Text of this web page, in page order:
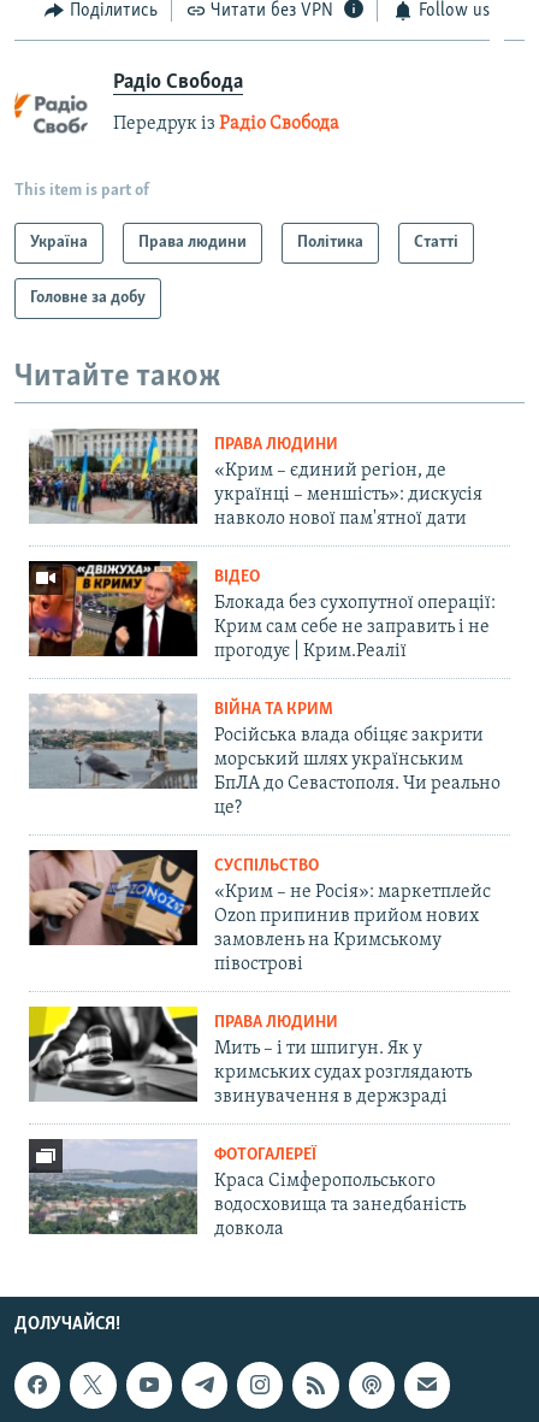
Поділитись Читати без VPN Follow us
Радіо Свобода
Передрук із Радіо Свобода
This item is part of
Україна Права людини Політика Статті
Головне за добу
Читайте також
ПРАВА ЛЮДИНИ
«Крим – єдиний регіон, де
українці – меншість»: дискусія
навколо нової пам'ятної дати
ВІДЕО
Блокада без сухопутної операції:
Крим сам себе не заправить і не
прогодує | Крим.Реалії
ВІЙНА ТА КРИМ
Російська влада обіцяє закрити
морський шлях українським
БпЛА до Севастополя. Чи реально
це?
СУСПІЛЬСТВО
«Крим – не Росія»: маркетплейс
Ozon припинив прийом нових
замовлень на Кримському
півострові
ПРАВА ЛЮДИНИ
Мить – і ти шпигун. Як у
кримських судах розглядають
звинувачення в держзраді
ФОТОГАЛЕРЕЇ
Краса Сімферопольського
водосховища та занедбаність
довкола
ДОЛУЧАЙСЯ!